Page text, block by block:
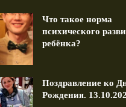
Что такое норма
психического
ребёнка?
Поздравление ко
Рождения.